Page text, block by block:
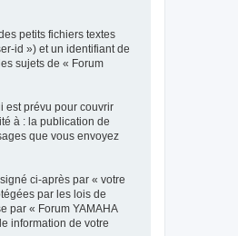
petits fichiers textes
id ») et un identifiant de
sujets de « Forum
est prévu pour couvrir
à : la publication de
que vous envoyez
ci-après par « votre
par les lois de
par « Forum YAMAHA
information de votre